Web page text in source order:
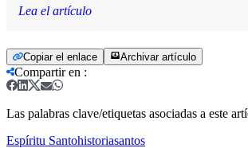
Lea el artículo
Copiar el enlace Archivar artículo
Compartir en :
Las palabras clave/etiquetas asociadas a este
Espíritu Santohistoriasantos